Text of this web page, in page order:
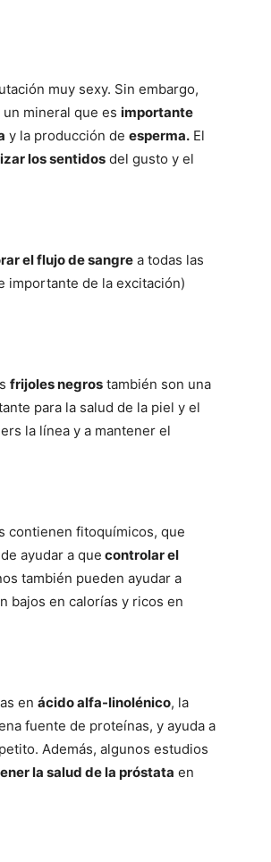
muy sexy. Sin embargo,
un mineral que es importante
y la producción de esperma. El
los sentidos del gusto y el
el flujo de sangre a todas las
importante de la excitación)
frijoles negros también son una
para la salud de la piel y el
la línea y a mantener el
contienen fitoquímicos, que
ayudar a que controlar el
también pueden ayudar a
bajos en calorías y ricos en
en ácido alfa-linolénico, la
fuente de proteínas, y ayuda a
Además, algunos estudios
la salud de la próstata en